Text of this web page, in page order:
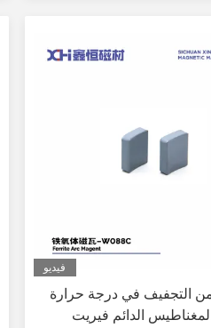
فيديو
من التجفيف في درجة حرارة
الدائم فيريت